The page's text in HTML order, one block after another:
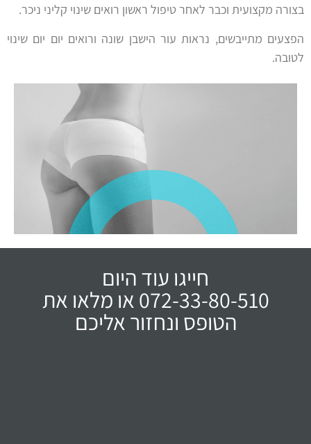
בצורה מקצועית וכבר לאחר טיפול ראשון רואים שינוי קליני ניכר.
הפצעים מתייבשים, נראות עור הישבן שונה ורואים יום יום שינוי
לטובה.
חייגו עוד היום
072-33-80-510 או מלאו את
הטופס ונחזור אליכם